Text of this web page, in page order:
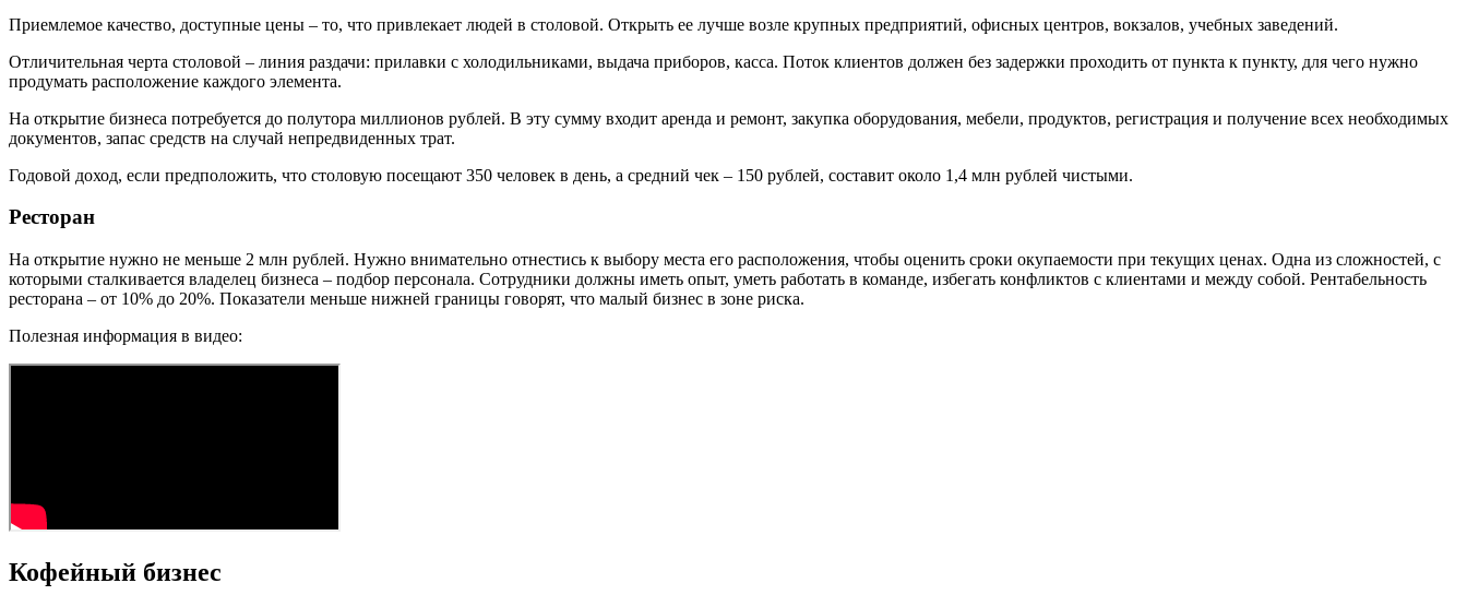
Приемлемое качество, доступные цены – то, что привлекает людей в столовой. Открыть ее лучше возле крупных предприятий, офисных центров, вокзалов, учебных заведений.
Отличительная черта столовой – линия раздачи: прилавки с холодильниками, выдача приборов, касса. Поток клиентов должен без задержки проходить от пункта к пункту, для чего нужно
продумать расположение каждого элемента.
На открытие бизнеса потребуется до полутора миллионов рублей. В эту сумму входит аренда и ремонт, закупка оборудования, мебели, продуктов, регистрация и получение всех необходимых
документов, запас средств на случай непредвиденных трат.
Годовой доход, если предположить, что столовую посещают 350 человек в день, а средний чек – 150 рублей, составит около 1,4 млн рублей чистыми.
Ресторан
На открытие нужно не меньше 2 млн рублей. Нужно внимательно отнестись к выбору места его расположения, чтобы оценить сроки окупаемости при текущих ценах. Одна из сложностей, с
которыми сталкивается владелец бизнеса – подбор персонала. Сотрудники должны иметь опыт, уметь работать в команде, избегать конфликтов с клиентами и между собой. Рентабельность
ресторана – от 10% до 20%. Показатели меньше нижней границы говорят, что малый бизнес в зоне риска.
Полезная информация в видео:
Кофейный бизнес